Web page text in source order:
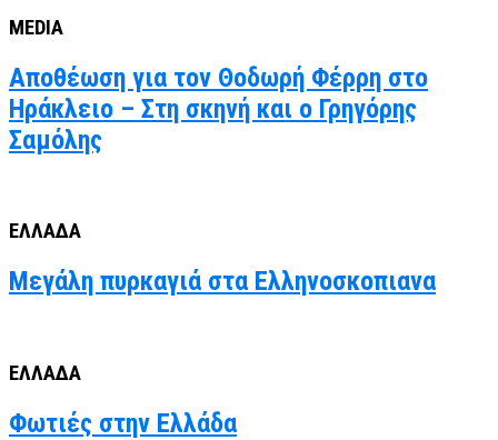
MEDIA
Αποθέωση για τον Θοδωρή Φέρρη στο
Ηράκλειο – Στη σκηνή και ο Γρηγόρης
Σαμόλης
ΕΛΛΑΔΑ
Μεγάλη πυρκαγιά στα Ελληνοσκοπιανα
ΕΛΛΑΔΑ
Φωτιές στην Ελλάδα